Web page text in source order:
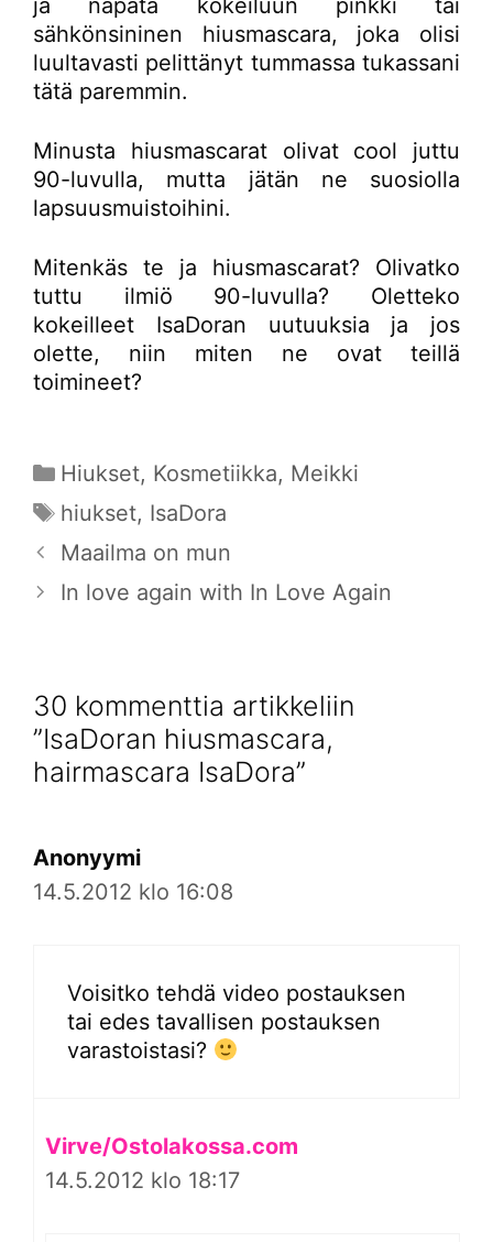
ja napata kokeiluun pinkki tai
sähkönsininen hiusmascara, joka olisi
luultavasti pelittänyt tummassa tukassani
tätä paremmin.
Minusta hiusmascarat olivat cool juttu
90-luvulla, mutta jätän ne suosiolla
lapsuusmuistoihini.
Mitenkäs te ja hiusmascarat? Olivatko
tuttu ilmiö 90-luvulla? Oletteko
kokeilleet IsaDoran uutuuksia ja jos
olette, niin miten ne ovat teillä
toimineet?
Kategoriat
Hiukset, Kosmetiikka, Meikki
Avainsanat
hiukset, IsaDora
Maailma on mun
In love again with In Love Again
30 kommenttia artikkeliin
”IsaDoran hiusmascara,
hairmascara IsaDora”
Anonyymi
14.5.2012 klo 16:08
Voisitko tehdä video postauksen
tai edes tavallisen postauksen
varastoistasi?
Virve/Ostolakossa.com
14.5.2012 klo 18:17